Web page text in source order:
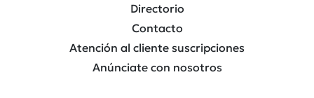
Directorio
Contacto
Atención al cliente suscripciones
Anúnciate con nosotros